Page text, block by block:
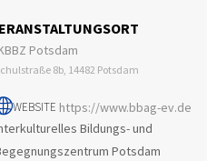
Potsdam
8b, 14482 Potsdam
WEBSITE https://www.bbag-ev.de
Bildungs- und
Potsdam